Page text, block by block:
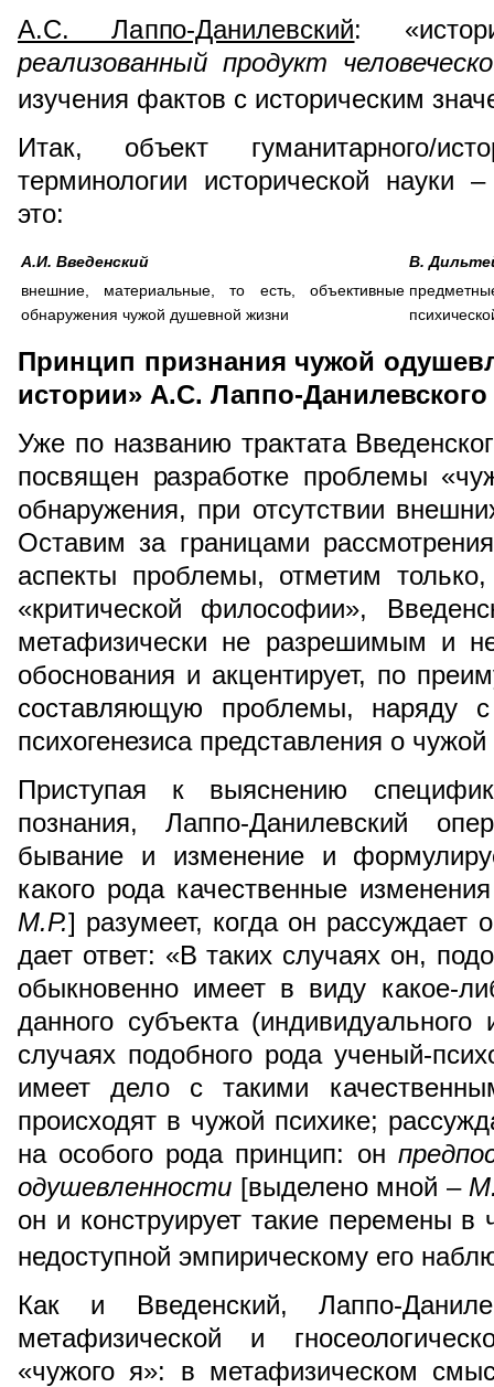
А.С. Лаппо-Данилевский:
реализованный продукт
изучения фактов с историческим
Итак, объект гуманитарного/
терминологии исторической науки
это:
А.И. Введенский
В.
внешние, материальные, то есть, объективные
обнаружения чужой душевной жизни
Принцип признания чужой
истории» А.С. Лаппо-Данилевского
Уже по названию трактата
посвящен разработке проблемы
обнаружения, при отсутствии
Оставим за границами
аспекты проблемы, отметим
«критической философии»,
метафизически не разрешимым и
обоснования и акцентирует, по
составляющую проблемы, наряду
психогенезиса представления о
Приступая к выяснению
познания, Лаппо-Данилевский
бывание и изменение и
какого рода качественные
М.Р.] разумеет, когда он рассуждает
дает ответ: «В таких случаях он,
обыкновенно имеет в виду какое-
данного субъекта
случаях подобного рода ученый-
имеет дело с такими
происходят в чужой психике;
на особого рода принцип: он
одушевленности [выделено мной –
он и конструирует такие перемены в
недоступной эмпирическому его
Как и Введенский, Лаппо-
метафизической и
«чужого я»: в метафизическом